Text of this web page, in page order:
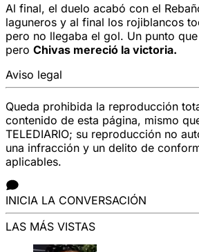
Al final, el duelo acabó con el
laguneros y al final los rojiblancos
pero no llegaba el gol. Un punto
pero Chivas mereció la victoria.
Aviso legal
Queda prohibida la reproducción
contenido de esta página, mismo
TELEDIARIO; su reproducción no
una infracción y un delito de
aplicables.
INICIA LA CONVERSACIÓN
LAS MÁS VISTAS